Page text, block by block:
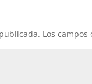
Los